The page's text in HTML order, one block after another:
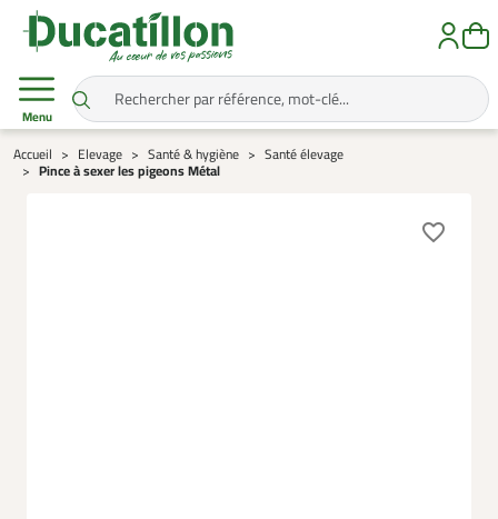
Menu
Accueil Elevage Santé & hygiène Santé élevage
Pince à sexer les pigeons Métal
favorite_border